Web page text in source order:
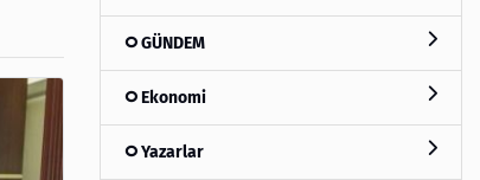
GÜNDEM
Ekonomi
Yazarlar